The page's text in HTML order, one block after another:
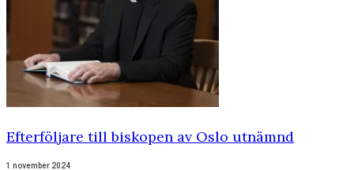
Efterföljare till biskopen av Oslo utnämnd
1 november 2024